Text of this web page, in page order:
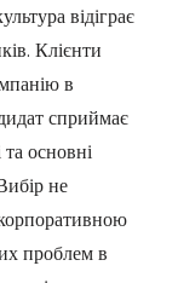
відіграє
Клієнти
в
сприймає
основні
не
проблем в